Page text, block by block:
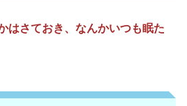
はさておき、なんかいつも眠た